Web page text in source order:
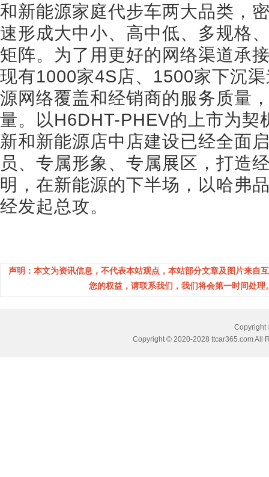
和新能源家庭代步车两大品类，
速形成大中小、高中低、多规格
矩阵。为了用更好的网络渠道承
现有1000家4S店、1500家下沉
源网络覆盖和经销商的服务质量
量。以H6DHT-PHEV的上市为契
新和新能源店中店建设已经全面
员、专属形象、专属展区，打造
明，在新能源的下半场，以哈弗
经发起总攻。
声明：本文为资讯信息，不代表本站观点，本站部分文章及图片来自
您的权益，请联系我们，我们将会第一时间处
Copyright
Copyright © 2020-2028 ttcar365.com All